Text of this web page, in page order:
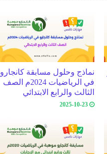
نماذج وحلول مسابقة كانجارو
في الرياضيات 2024م الصف
الثالث والرابع الابتدائي
2025-10-23